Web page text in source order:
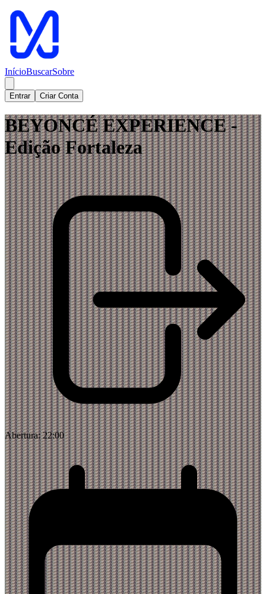
InícioBuscarSobre
Entrar Criar Conta
BEYONCÉ EXPERIENCE -
Edição Fortaleza
Abertura:22:00